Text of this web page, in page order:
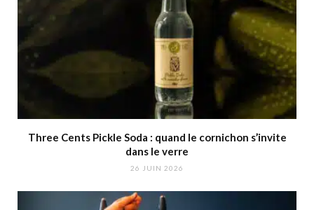
Three Cents Pickle Soda : quand le cornichon s’invite
dans le verre
26 JUIN 2026